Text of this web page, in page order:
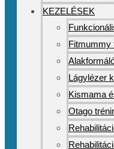
KEZELÉSEK
Fitmummy
Lágylézer
Kismama
Otago